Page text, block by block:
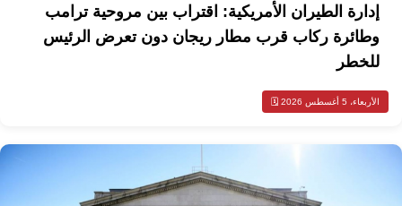
إدارة الطيران الأمريكية: اقتراب بين مروحية ترامب
وطائرة ركاب قرب مطار ريجان دون تعرض الرئيس
للخطر
الأربعاء، 5 أغسطس 2026 🗓️